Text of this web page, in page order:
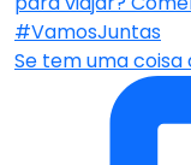
Se tem uma coisa